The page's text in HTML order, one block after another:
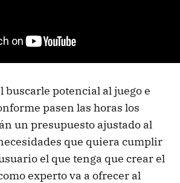
potencial al juego e
pasen las horas los
un presupuesto ajustado al
que quiera cumplir
el que tenga que crear el
experto va a ofrecer al